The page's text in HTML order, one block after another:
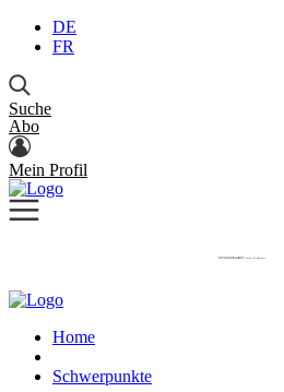
DE
FR
Suche
Abo
Mein Profil
Home
Schwerpunkte